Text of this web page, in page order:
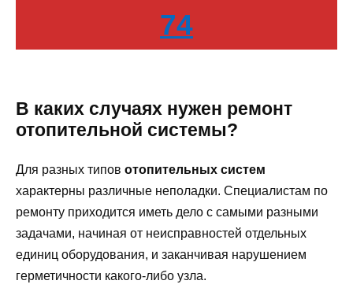
74
В каких случаях нужен ремонт
отопительной системы?
Для разных типов отопительных систем
характерны различные неполадки. Специалистам по
ремонту приходится иметь дело с самыми разными
задачами, начиная от неисправностей отдельных
единиц оборудования, и заканчивая нарушением
герметичности какого-либо узла.